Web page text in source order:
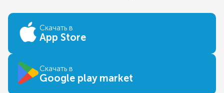
Скачать в
App Store
Скачать в
Google play market